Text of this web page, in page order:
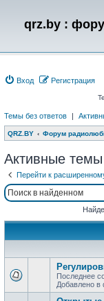
qrz.by :
Вход Регистрация
Темы без ответов |
QRZ.BY Форум
Активные темы
Перейти к
Последнее
Добавлено